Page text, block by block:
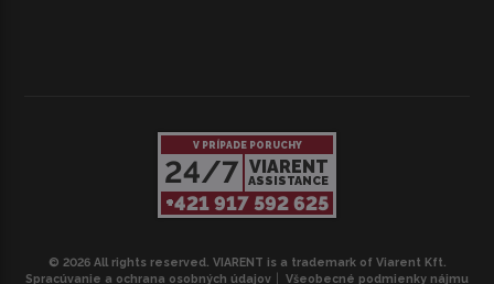
V PRÍPADE PORUCHY
24/7 VIARENT
ASSISTANCE
+421 917 592 625
© 2026 All rights reserved. VIARENT is a trademark of Viarent Kft.
Spracúvanie a ochrana osobných údajov
Všeobecné podmienky nájmu